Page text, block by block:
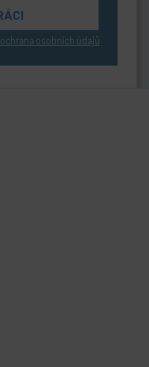
ochrana osobních údajů